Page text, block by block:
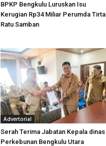
BPKP Bengkulu Luruskan Isu
Kerugian Rp34 Miliar Perumda Tirta
Ratu Samban
Advertorial
Serah Terima Jabatan Kepala dinas
Perkebunan Bengkulu Utara